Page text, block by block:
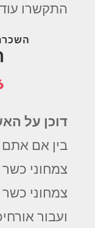
התקשרו
דוכן על
בין אם
צמחוני
צמחוני
ועבור